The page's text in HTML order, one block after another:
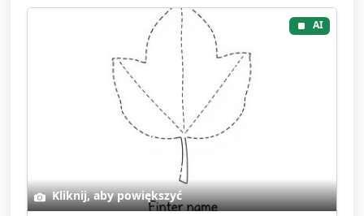
AI
Kliknij, aby powiększyć